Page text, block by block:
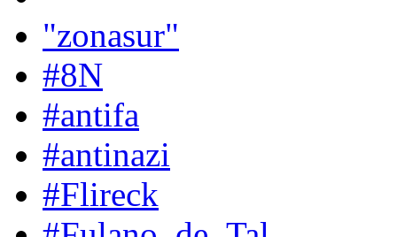
"zonasur"
#8N
#antifa
#antinazi
#Flireck